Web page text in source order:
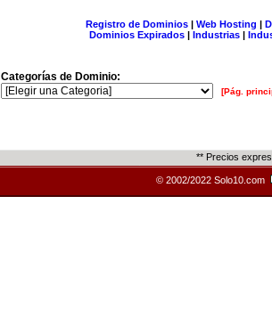
Registro de Dominios| Web Hosting |
Dominios Expirados | Industrias |
Categorías de Dominio:
[Pág.
** Precios
© 2002/2022 Solo10.com